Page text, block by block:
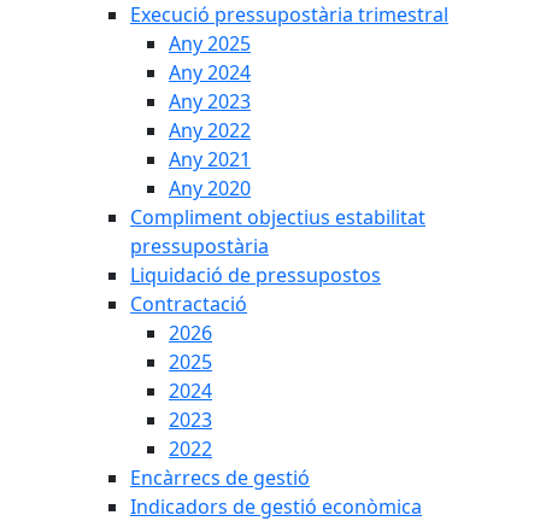
Execució pressupostària trimestral
Any 2025
Any 2024
Any 2023
Any 2022
Any 2021
Any 2020
Compliment objectius estabilitat
pressupostària
Liquidació de pressupostos
Contractació
2026
2025
2024
2023
2022
Encàrrecs de gestió
Indicadors de gestió econòmica